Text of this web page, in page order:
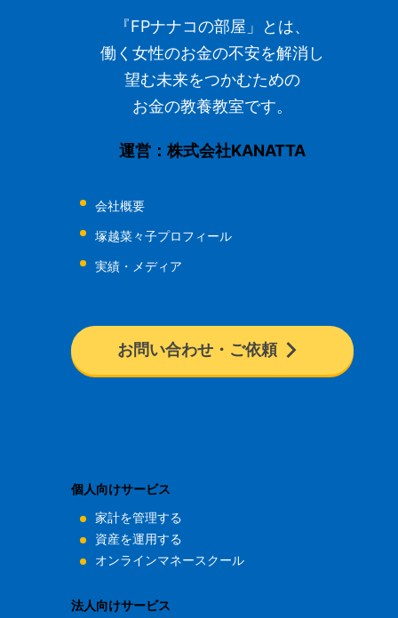
『FPナナコの部屋」とは、
働く女性のお金の不安を解消し
望む未来をつかむための
お金の教養教室です。
運営：株式会社KANATTA
会社概要
塚越菜々子プロフィール
実績・メディア
お問い合わせ・ご依頼
個人向けサービス
家計を管理する
資産を運用する
オンラインマネースクール
法人向けサービス